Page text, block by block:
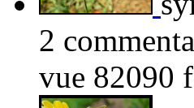
2
vue 82090